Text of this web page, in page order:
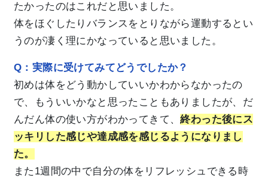
たかったのはこれだと思いました。
体をほぐしたりバランスをとりながら運動するとい
うのが凄く理にかなっていると思いました。
Q：実際に受けてみてどうでしたか？
初めは体をどう動かしていいかわからなかったの
で、もういいかなと思ったこともありましたが、だ
んだん体の使い方がわかってきて、終わった後にス
ッキリした感じや達成感を感じるようになりまし
た。
また1週間の中で自分の体をリフレッシュできる時